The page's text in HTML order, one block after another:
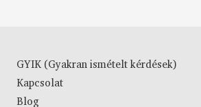
GYIK (Gyakran ismételt kérdések)
Kapcsolat
Blog